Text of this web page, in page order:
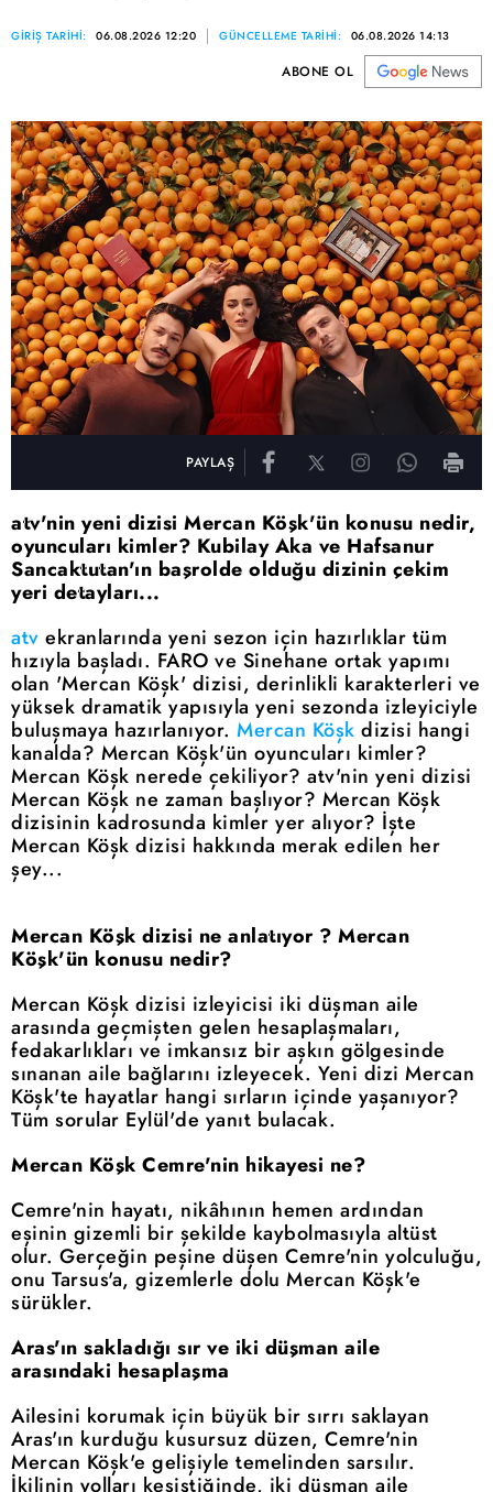
GİRİŞ TARİHİ: 06.08.2026 12:20 GÜNCELLEME TARİHİ: 06.08.2026 14:13
ABONE OL
PAYLAŞ
atv'nin yeni dizisi Mercan Köşk'ün konusu nedir,
oyuncuları kimler? Kubilay Aka ve Hafsanur
Sancaktutan'ın başrolde olduğu dizinin çekim
yeri detayları...
atv ekranlarında yeni sezon için hazırlıklar tüm
hızıyla başladı. FARO ve Sinehane ortak yapımı
olan 'Mercan Köşk' dizisi, derinlikli karakterleri ve
yüksek dramatik yapısıyla yeni sezonda izleyiciyle
buluşmaya hazırlanıyor. Mercan Köşk dizisi hangi
kanalda? Mercan Köşk'ün oyuncuları kimler?
Mercan Köşk nerede çekiliyor? atv'nin yeni dizisi
Mercan Köşk ne zaman başlıyor? Mercan Köşk
dizisinin kadrosunda kimler yer alıyor? İşte
Mercan Köşk dizisi hakkında merak edilen her
şey...
Mercan Köşk dizisi ne anlatıyor ? Mercan
Köşk'ün konusu nedir?
Mercan Köşk dizisi izleyicisi iki düşman aile
arasında geçmişten gelen hesaplaşmaları,
fedakarlıkları ve imkansız bir aşkın gölgesinde
sınanan aile bağlarını izleyecek. Yeni dizi Mercan
Köşk'te hayatlar hangi sırların içinde yaşanıyor?
Tüm sorular Eylül'de yanıt bulacak.
Mercan Köşk Cemre'nin hikayesi ne?
Cemre'nin hayatı, nikâhının hemen ardından
eşinin gizemli bir şekilde kaybolmasıyla altüst
olur. Gerçeğin peşine düşen Cemre'nin yolculuğu,
onu Tarsus'a, gizemlerle dolu Mercan Köşk'e
sürükler.
Aras'ın sakladığı sır ve iki düşman aile
arasındaki hesaplaşma
Ailesini korumak için büyük bir sırrı saklayan
Aras'ın kurduğu kusursuz düzen, Cemre'nin
Mercan Köşk'e gelişiyle temelinden sarsılır.
İkilinin yolları kesiştiğinde, iki düşman aile